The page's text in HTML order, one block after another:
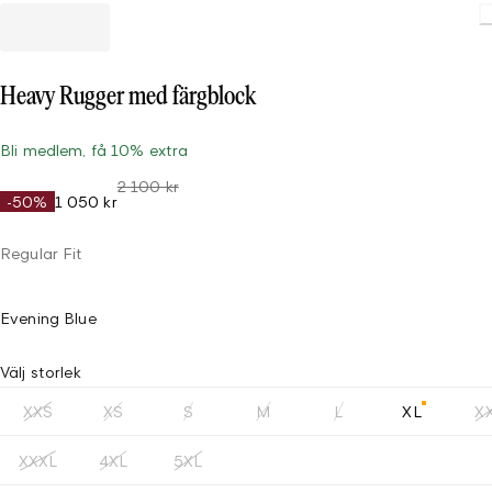
Heavy Rugger med färgblock
Bli medlem, få 10% extra
-50% 1 050 kr
2 100 kr
Regular Fit
Evening Blue
Välj storlek
XXS XS S M L XL
XXXL 4XL 5XL